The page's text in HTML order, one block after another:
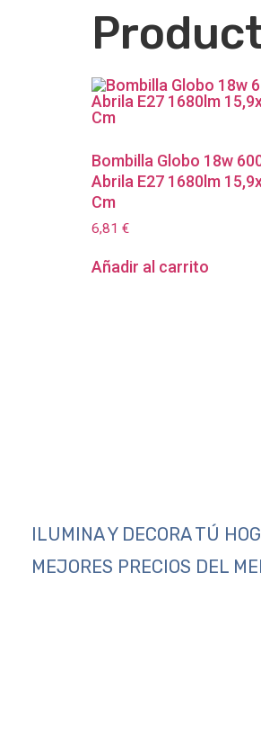
Bombilla Globo 18w
Abrila E27 1680lm
Cm
6,81 €
Añadir al carrito
ILUMINA Y DECORA TÚ
MEJORES PRECIOS DEL